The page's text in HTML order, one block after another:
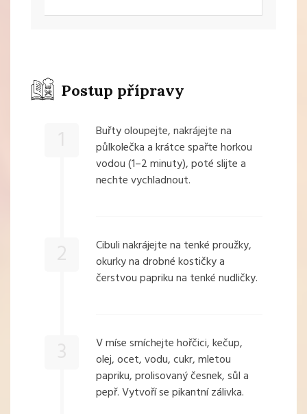
Postup přípravy
Buřty oloupejte, nakrájejte na
půlkolečka a krátce spařte horkou
vodou (1–2 minuty), poté slijte a
nechte vychladnout.
Cibuli nakrájejte na tenké proužky,
okurky na drobné kostičky a
čerstvou papriku na tenké nudličky.
V míse smíchejte hořčici, kečup,
olej, ocet, vodu, cukr, mletou
papriku, prolisovaný česnek, sůl a
pepř. Vytvoří se pikantní zálivka.